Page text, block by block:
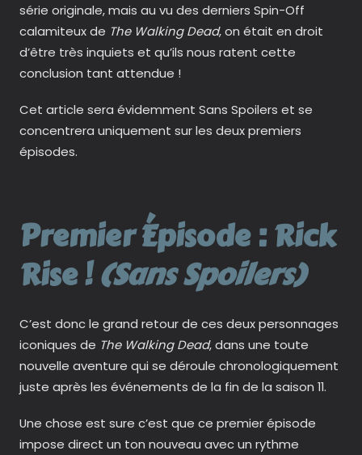
série originale, mais au vu des derniers Spin-Off
calamiteux de The Walking Dead, on était en droit
d’être très inquiets et qu’ils nous ratent cette
conclusion tant attendue !
Cet article sera évidemment Sans Spoilers et se
concentrera uniquement sur les deux premiers
épisodes.
Premier Épisode : Rick
Rise !(Sans Spoilers)
C’est donc le grand retour de ces deux personnages
iconiques de The Walking Dead, dans une toute
nouvelle aventure qui se déroule chronologiquement
juste après les événements de la fin de la saison 11.
Une chose est sure c’est que ce premier épisode
impose direct un ton nouveau avec un rythme